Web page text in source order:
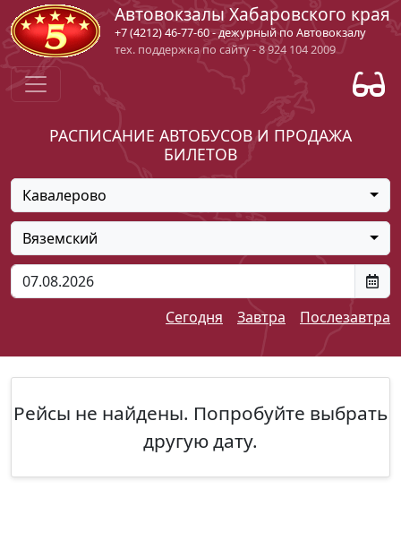
Автовокзалы Хабаровского края
+7 (4212) 46-77-60 - дежурный по Автовокзалу
тех. поддержка по сайту - 8 924 104 2009
РАСПИСАНИЕ АВТОБУСОВ И ПРОДАЖА
БИЛЕТОВ
Кавалерово
Вяземский
Сегодня Завтра Послезавтра
Рейсы не найдены. Попробуйте выбрать
другую дату.